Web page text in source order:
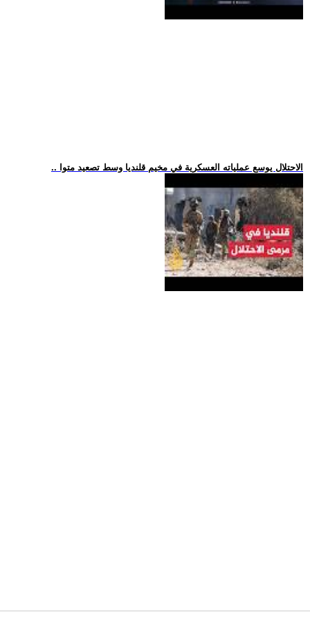
.. الاحتلال يوسع عملياته العسكرية في مخيم قلنديا وسط تصعيد متوا